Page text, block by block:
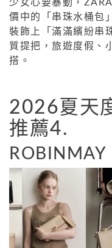
少女心要暴動，
價中的「串珠水桶包
裝飾上「滿滿繽紛串
質提把，旅遊度假、
搭。
2026夏天
推薦4.
ROBINMAY